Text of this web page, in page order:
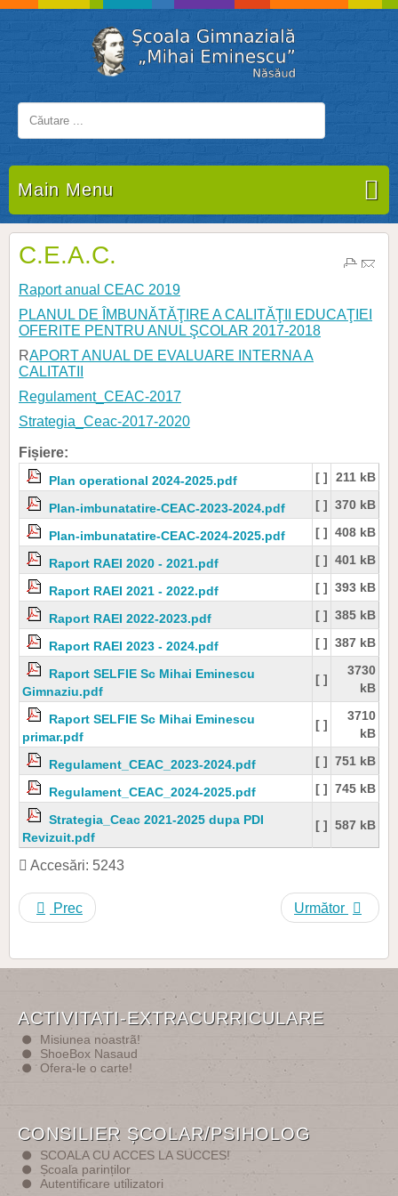
Main Menu
C.E.A.C.
Raport anual CEAC 2019
PLANUL DE ÎMBUNĂTĂŢIRE A CALITĂŢII EDUCAŢIEI
OFERITE PENTRU ANUL ŞCOLAR 2017-2018
RAPORT ANUAL DE EVALUARE INTERNA A
CALITATII
Regulament_CEAC-2017
Strategia_Ceac-2017-2020
Fișiere:
Plan operational 2024-2025.pdf [ ] 211 kB
Plan-imbunatatire-CEAC-2023-2024.pdf [ ] 370 kB
Plan-imbunatatire-CEAC-2024-2025.pdf [ ] 408 kB
Raport RAEI 2020 - 2021.pdf [ ] 401 kB
Raport RAEI 2021 - 2022.pdf [ ] 393 kB
Raport RAEI 2022-2023.pdf [ ] 385 kB
Raport RAEI 2023 - 2024.pdf [ ] 387 kB
Raport SELFIE Sc Mihai Eminescu
Gimnaziu.pdf
[ ]
3730
kB
Raport SELFIE Sc Mihai Eminescu
primar.pdf
[ ]
3710
kB
Regulament_CEAC_2023-2024.pdf [ ] 751 kB
Regulament_CEAC_2024-2025.pdf [ ] 745 kB
Strategia_Ceac 2021-2025 dupa PDI
Revizuit.pdf
[ ] 587 kB
Accesări: 5243
Prec Următor
ACTIVITATI-EXTRACURRICULARE
Misiunea noastrã!
ShoeBox Nasaud
Ofera-le o carte!
CONSILIER ȘCOLAR/PSIHOLOG
SCOALA CU ACCES LA SUCCES!
Școala parinților
Autentificare utilizatori